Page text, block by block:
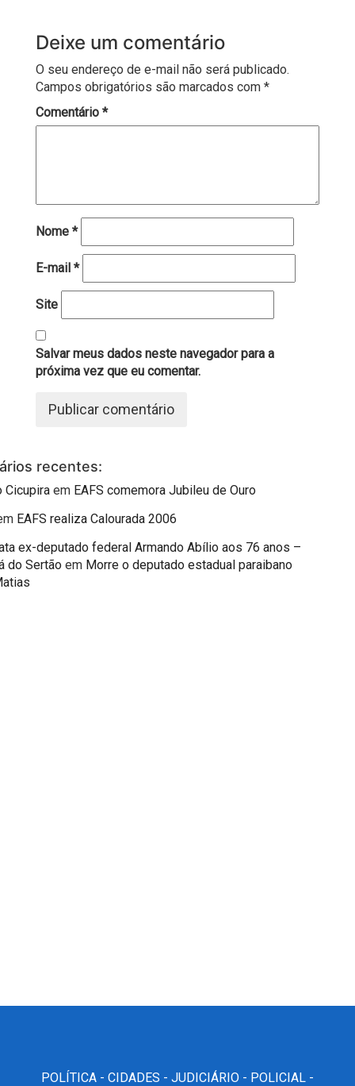
Deixe um comentário
O seu endereço de e-mail não será publicado.
Campos obrigatórios são marcados com *
Comentário *
Nome *
E-mail *
Site
Salvar meus dados neste navegador para a
próxima vez que eu comentar.
recentes:
Cicupira em EAFS comemora Jubileu de Ouro
EAFS realiza Calourada 2006
ex-deputado federal Armando Abílio aos 76 anos –
do Sertão em Morre o deputado estadual paraibano
POLÍTICA - CIDADES - JUDICIÁRIO - POLICIAL -